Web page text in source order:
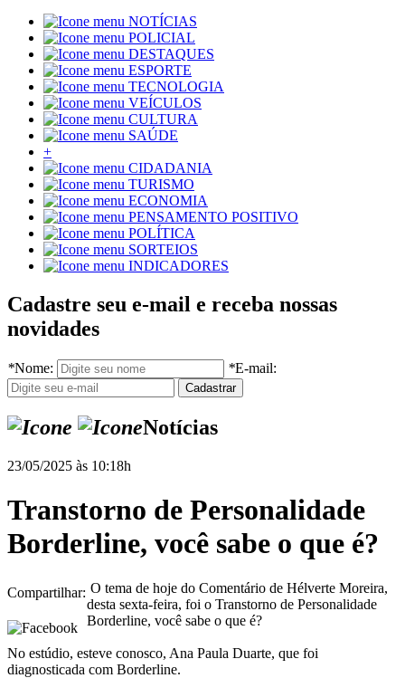
NOTÍCIAS
POLICIAL
DESTAQUES
ESPORTE
TECNOLOGIA
VEÍCULOS
CULTURA
SAÚDE
+
CIDADANIA
TURISMO
ECONOMIA
PENSAMENTO POSITIVO
POLÍTICA
SORTEIOS
INDICADORES
Cadastre seu e-mail e receba nossas
novidades
*Nome: *E-mail:
Notícias
23/05/2025 às 10:18h
Transtorno de Personalidade
Borderline, você sabe o que é?
Compartilhar: O tema de hoje do Comentário de Hélverte Moreira,
desta sexta-feira, foi o Transtorno de Personalidade
Borderline, você sabe o que é?
No estúdio, esteve conosco, Ana Paula Duarte, que foi
diagnosticada com Borderline.